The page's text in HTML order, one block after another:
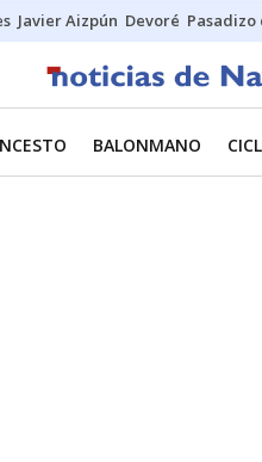
Javier Aizpún Devoré Pasadizo
BALONMANO